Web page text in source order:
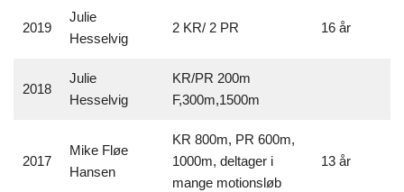
2019
Julie
Hesselvig
2 KR/ 2 PR 16 år
2018
Julie
Hesselvig
KR/PR 200m
F,300m,1500m
2017
Mike Fløe
Hansen
KR 800m, PR 600m,
1000m, deltager i
mange motionsløb
13 år